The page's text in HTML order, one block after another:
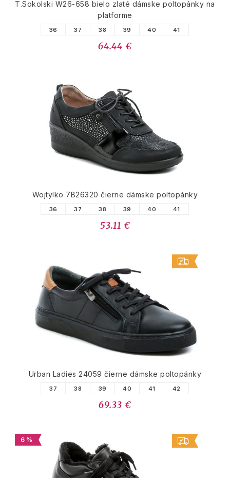
T.Sokolski W26-658 bielo zlaté dámske poltopánky na
platforme
36 37 38 39 40 41
64.44 €
Wojtylko 7B26320 čierne dámske poltopánky
36 37 38 39 40 41
53.11 €
Urban Ladies 24059 čierne dámske poltopánky
37 38 39 40 41 42
69.33 €
6 %